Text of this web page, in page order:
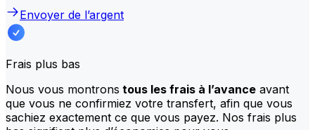
Envoyer de l’argent
Frais plus bas
Nous vous montrons tous les frais à l’avance avant
que vous ne confirmiez votre transfert, afin que vous
sachiez exactement ce que vous payez. Nos frais plus